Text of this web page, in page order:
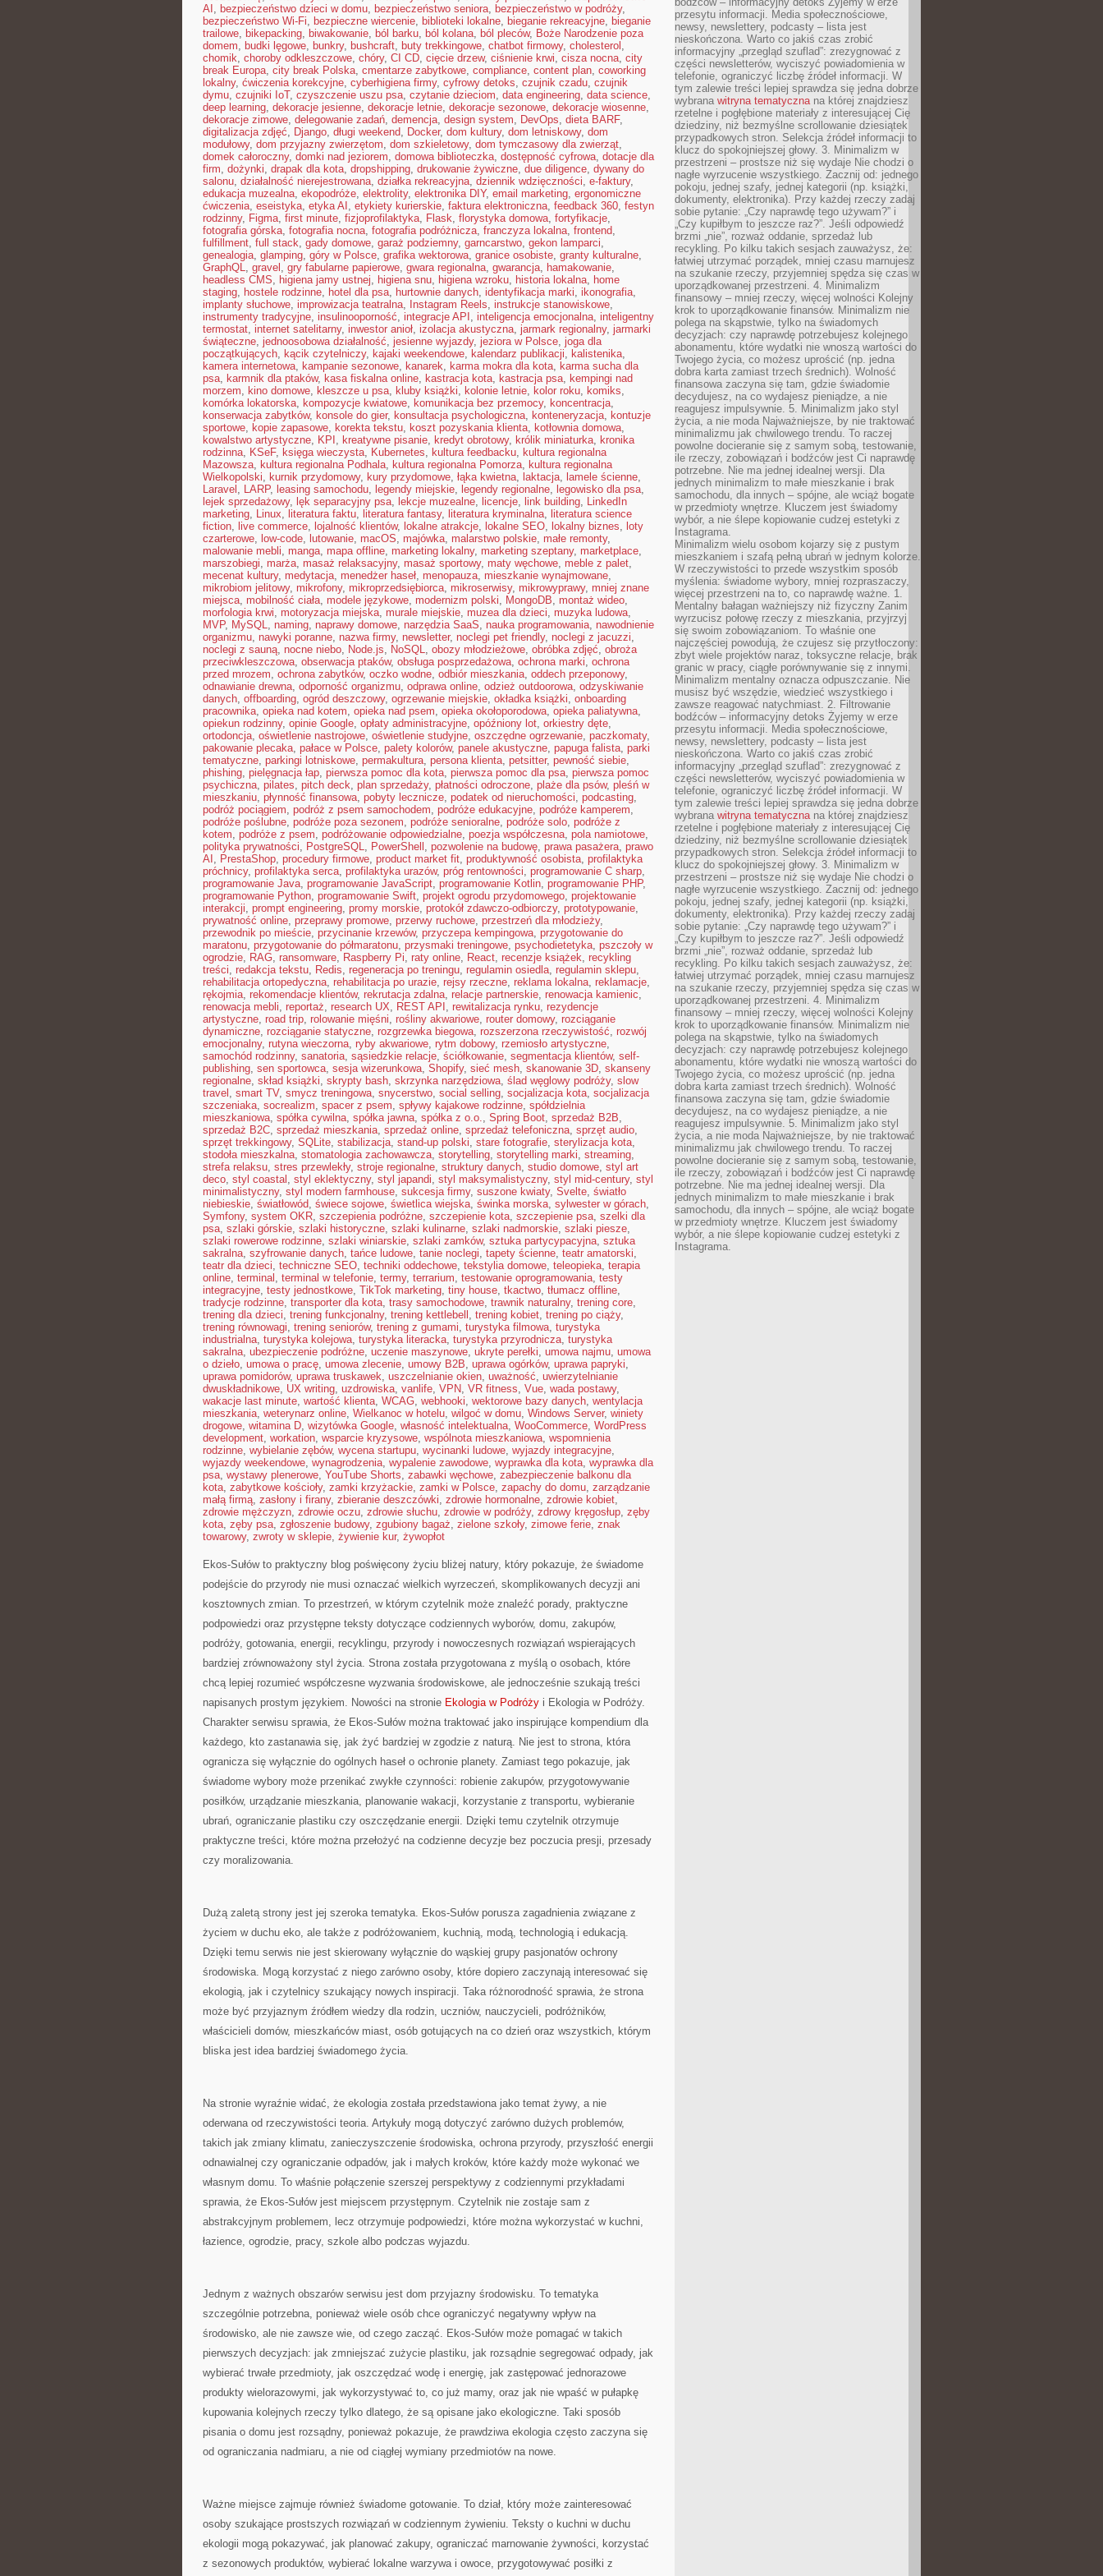
AI , bezpieczeństwo dzieci w domu, bezpieczeństwo seniora, bezpieczeństwo w podróży,
bezpieczeństwo Wi-Fi, bezpieczne wiercenie, biblioteki lokalne, bieganie rekreacyjne, bieganie
trailowe, bikepacking, biwakowanie, ból barku, ból kolana, ból pleców, Boże Narodzenie poza
domem, budki lęgowe, bunkry, bushcraft, buty trekkingowe, chatbot firmowy, cholesterol ,
chomik, choroby odkleszczowe, chóry, CI CD, cięcie drzew, ciśnienie krwi, cisza nocna, city
break Europa, city break Polska, cmentarze zabytkowe, compliance, content plan, coworking
lokalny, ćwiczenia korekcyjne, cyberhigiena firmy, cyfrowy detoks, czujnik czadu, czujnik
dymu, czujniki IoT, czyszczenie uszu psa, czytanie dzieciom, data engineering, data science,
deep learning, dekoracje jesienne, dekoracje letnie, dekoracje sezonowe, dekoracje wiosenne,
dekoracje zimowe, delegowanie zadań, demencja, design system, DevOps, dieta BARF,
digitalizacja zdjęć, Django, długi weekend, Docker, dom kultury, dom letniskowy, dom
modułowy, dom przyjazny zwierzętom, dom szkieletowy, dom tymczasowy dla zwierząt,
domek całoroczny, domki nad jeziorem, domowa biblioteczka, dostępność cyfrowa, dotacje dla
firm, dożynki, drapak dla kota, dropshipping, drukowanie żywiczne, due diligence, dywany do
salonu, działalność nierejestrowana, działka rekreacyjna, dziennik wdzięczności, e-faktury,
edukacja muzealna, ekopodróże, elektrolity, elektronika DIY, email marketing, ergonomiczne
ćwiczenia, eseistyka, etyka AI , etykiety kurierskie, faktura elektroniczna, feedback 360, festyn
rodzinny, Figma, first minute, fizjoprofilaktyka, Flask, florystyka domowa, fortyfikacje,
fotografia górska, fotografia nocna, fotografia podróżnicza, franczyza lokalna, frontend,
fulfillment, full stack, gady domowe, garaż podziemny, garncarstwo, gekon lamparci,
genealogia, glamping, góry w Polsce, grafika wektorowa, granice osobiste, granty kulturalne,
GraphQL, gravel , gry fabularne papierowe, gwara regionalna, gwarancja, hamakowanie,
headless CMS, higiena jamy ustnej, higiena snu, higiena wzroku, historia lokalna, home
staging, hostele rodzinne, hotel dla psa, hurtownie danych, identyfikacja marki, ikonografia,
implanty słuchowe, improwizacja teatralna, Instagram Reels, instrukcje stanowiskowe,
instrumenty tradycyjne, insulinooporność, integracje API , inteligencja emocjonalna, inteligentny
termostat, internet satelitarny, inwestor anioł, izolacja akustyczna, jarmark regionalny, jarmarki
świąteczne, jednoosobowa działalność, jesienne wyjazdy, jeziora w Polsce, joga dla
początkujących, kącik czytelniczy, kajaki weekendowe, kalendarz publikacji, kalistenika,
kamera internetowa, kampanie sezonowe, kanarek, karma mokra dla kota, karma sucha dla
psa, karmnik dla ptaków, kasa fiskalna online, kastracja kota, kastracja psa, kempingi nad
morzem, kino domowe, kleszcze u psa, kluby książki, kolonie letnie, kolor roku, komiks,
komórka lokatorska, kompozycje kwiatowe, komunikacja bez przemocy, koncentracja,
konserwacja zabytków, konsole do gier, konsultacja psychologiczna, konteneryzacja, kontuzje
sportowe, kopie zapasowe, korekta tekstu, koszt pozyskania klienta, kotłownia domowa,
kowalstwo artystyczne, KPI , kreatywne pisanie, kredyt obrotowy, królik miniaturka, kronika
rodzinna, KSeF, księga wieczysta, Kubernetes, kultura feedbacku, kultura regionalna
Mazowsza, kultura regionalna Podhala, kultura regionalna Pomorza, kultura regionalna
Wielkopolski, kurnik przydomowy, kury przydomowe, łąka kwietna, laktacja, lamele ścienne,
Laravel , LARP, leasing samochodu, legendy miejskie, legendy regionalne, legowisko dla psa,
lejek sprzedażowy, lęk separacyjny psa, lekcje muzealne, licencje, link building, LinkedIn
marketing, Linux, literatura faktu, literatura fantasy, literatura kryminalna, literatura science
fiction, live commerce, lojalność klientów, lokalne atrakcje, lokalne SEO, lokalny biznes, loty
czarterowe, low-code, lutowanie, macOS, majówka, malarstwo polskie, małe remonty,
malowanie mebli, manga, mapa offline, marketing lokalny, marketing szeptany, marketplace,
marszobiegi, marża, masaż relaksacyjny, masaż sportowy, maty węchowe, meble z palet,
mecenat kultury, medytacja, menedżer haseł, menopauza, mieszkanie wynajmowane,
mikrobiom jelitowy, mikrofony, mikroprzedsiębiorca, mikroserwisy, mikrowyprawy, mniej znane
miejsca, mobilność ciała, modele językowe, modernizm polski, MongoDB, montaż wideo,
morfologia krwi, motoryzacja miejska, murale miejskie, muzea dla dzieci, muzyka ludowa,
MVP, MySQL, naming, naprawy domowe, narzędzia SaaS, nauka programowania, nawodnienie
organizmu, nawyki poranne, nazwa firmy, newsletter, noclegi pet friendly, noclegi z jacuzzi,
noclegi z sauną, nocne niebo, Node.js, NoSQL, obozy młodzieżowe, obróbka zdjęć, obroża
przeciwkleszczowa, obserwacja ptaków, obsługa posprzedażowa, ochrona marki, ochrona
przed mrozem, ochrona zabytków, oczko wodne, odbiór mieszkania, oddech przeponowy,
odnawianie drewna, odporność organizmu, odprawa online, odzież outdoorowa, odzyskiwanie
danych, offboarding, ogród deszczowy, ogrzewanie miejskie, okładka książki, onboarding
pracownika, opieka nad kotem, opieka nad psem, opieka okołoporodowa, opieka paliatywna,
opiekun rodzinny, opinie Google, opłaty administracyjne, opóźniony lot, orkiestry dęte,
ortodoncja, oświetlenie nastrojowe, oświetlenie studyjne, oszczędne ogrzewanie, paczkomaty,
pakowanie plecaka, pałace w Polsce, palety kolorów, panele akustyczne, papuga falista, parki
tematyczne, parkingi lotniskowe, permakultura, persona klienta, petsitter, pewność siebie,
phishing, pielęgnacja łap, pierwsza pomoc dla kota, pierwsza pomoc dla psa, pierwsza pomoc
psychiczna, pilates, pitch deck, plan sprzedaży, płatności odroczone, plaże dla psów, pleśń w
mieszkaniu, płynność finansowa, pobyty lecznicze, podatek od nieruchomości, podcasting,
podróż pociągiem, podróż z psem samochodem, podróże edukacyjne, podróże kamperem,
podróże poślubne, podróże poza sezonem, podróże senioralne, podróże solo, podróże z
kotem, podróże z psem, podróżowanie odpowiedzialne, poezja współczesna, pola namiotowe,
polityka prywatności, PostgreSQL, PowerShell , pozwolenie na budowę, prawa pasażera, prawo
AI , PrestaShop, procedury firmowe, product market fit, produktywność osobista, profilaktyka
próchnicy, profilaktyka serca, profilaktyka urazów, próg rentowności, programowanie C sharp,
programowanie Java, programowanie JavaScript, programowanie Kotlin, programowanie PHP,
programowanie Python, programowanie Swift, projekt ogrodu przydomowego, projektowanie
interakcji, prompt engineering, promy morskie, protokół zdawczo-odbiorczy, prototypowanie,
prywatność online, przeprawy promowe, przerwy ruchowe, przestrzeń dla młodzieży,
przewodnik po mieście, przycinanie krzewów, przyczepa kempingowa, przygotowanie do
maratonu, przygotowanie do półmaratonu, przysmaki treningowe, psychodietetyka, pszczoły w
ogrodzie, RAG, ransomware, Raspberry Pi, raty online, React, recenzje książek, recykling
treści, redakcja tekstu, Redis, regeneracja po treningu, regulamin osiedla, regulamin sklepu,
rehabilitacja ortopedyczna, rehabilitacja po urazie, rejsy rzeczne, reklama lokalna, reklamacje,
rękojmia, rekomendacje klientów, rekrutacja zdalna, relacje partnerskie, renowacja kamienic,
renowacja mebli, reportaż, research UX, REST API , rewitalizacja rynku, rezydencje
artystyczne, road trip, rolowanie mięśni, rośliny akwariowe, router domowy, rozciąganie
dynamiczne, rozciąganie statyczne, rozgrzewka biegowa, rozszerzona rzeczywistość, rozwój
emocjonalny, rutyna wieczorna, ryby akwariowe, rytm dobowy, rzemiosło artystyczne,
samochód rodzinny, sanatoria, sąsiedzkie relacje, ściółkowanie, segmentacja klientów, self-
publishing, sen sportowca, sesja wizerunkowa, Shopify, sieć mesh, skanowanie 3D, skanseny
regionalne, skład książki, skrypty bash, skrzynka narzędziowa, ślad węglowy podróży, slow
travel , smart TV, smycz treningowa, snycerstwo, social selling, socjalizacja kota, socjalizacja
szczeniaka, socrealizm, spacer z psem, spływy kajakowe rodzinne, spółdzielnia
mieszkaniowa, spółka cywilna, spółka jawna, spółka z o.o., Spring Boot, sprzedaż B2B,
sprzedaż B2C, sprzedaż mieszkania, sprzedaż online, sprzedaż telefoniczna, sprzęt audio,
sprzęt trekkingowy, SQLite, stabilizacja, stand-up polski, stare fotografie, sterylizacja kota,
stodoła mieszkalna, stomatologia zachowawcza, storytelling, storytelling marki, streaming,
strefa relaksu, stres przewlekły, stroje regionalne, struktury danych, studio domowe, styl art
deco, styl coastal , styl eklektyczny, styl japandi, styl maksymalistyczny, styl mid-century, styl
minimalistyczny, styl modern farmhouse, sukcesja firmy, suszone kwiaty, Svelte, światło
niebieskie, światłowód, świece sojowe, świetlica wiejska, świnka morska, sylwester w górach,
Symfony, system OKR, szczepienia podróżne, szczepienie kota, szczepienie psa, szelki dla
psa, szlaki górskie, szlaki historyczne, szlaki kulinarne, szlaki nadmorskie, szlaki piesze,
szlaki rowerowe rodzinne, szlaki winiarskie, szlaki zamków, sztuka partycypacyjna, sztuka
sakralna, szyfrowanie danych, tańce ludowe, tanie noclegi, tapety ścienne, teatr amatorski,
teatr dla dzieci, techniczne SEO, techniki oddechowe, tekstylia domowe, teleopieka, terapia
online, terminal , terminal w telefonie, termy, terrarium, testowanie oprogramowania, testy
integracyjne, testy jednostkowe, TikTok marketing, tiny house, tkactwo, tłumacz offline,
tradycje rodzinne, transporter dla kota, trasy samochodowe, trawnik naturalny, trening core,
trening dla dzieci, trening funkcjonalny, trening kettlebell , trening kobiet, trening po ciąży,
trening równowagi, trening seniorów, trening z gumami, turystyka filmowa, turystyka
industrialna, turystyka kolejowa, turystyka literacka, turystyka przyrodnicza, turystyka
sakralna, ubezpieczenie podróżne, uczenie maszynowe, ukryte perełki, umowa najmu, umowa
o dzieło, umowa o pracę, umowa zlecenie, umowy B2B, uprawa ogórków, uprawa papryki,
uprawa pomidorów, uprawa truskawek, uszczelnianie okien, uważność, uwierzytelnianie
dwuskładnikowe, UX writing, uzdrowiska, vanlife, VPN, VR fitness, Vue, wada postawy,
wakacje last minute, wartość klienta, WCAG, webhooki, wektorowe bazy danych, wentylacja
mieszkania, weterynarz online, Wielkanoc w hotelu, wilgoć w domu, Windows Server, winiety
drogowe, witamina D, wizytówka Google, własność intelektualna, WooCommerce, WordPress
development, workation, wsparcie kryzysowe, wspólnota mieszkaniowa, wspomnienia
rodzinne, wybielanie zębów, wycena startupu, wycinanki ludowe, wyjazdy integracyjne,
wyjazdy weekendowe, wynagrodzenia, wypalenie zawodowe, wyprawka dla kota, wyprawka dla
psa, wystawy plenerowe, YouTube Shorts, zabawki węchowe, zabezpieczenie balkonu dla
kota, zabytkowe kościoły, zamki krzyżackie, zamki w Polsce, zapachy do domu, zarządzanie
małą firmą, zasłony i firany, zbieranie deszczówki, zdrowie hormonalne, zdrowie kobiet,
zdrowie mężczyzn, zdrowie oczu, zdrowie słuchu, zdrowie w podróży, zdrowy kręgosłup, zęby
kota, zęby psa, zgłoszenie budowy, zgubiony bagaż, zielone szkoły, zimowe ferie, znak
towarowy, zwroty w sklepie, żywienie kur, żywopłot
Ekos-Sułów to praktyczny blog poświęcony życiu bliżej natury, który pokazuje, że świadome
podejście do przyrody nie musi oznaczać wielkich wyrzeczeń, skomplikowanych decyzji ani
kosztownych zmian. To przestrzeń, w którym czytelnik może znaleźć porady, praktyczne
podpowiedzi oraz przystępne teksty dotyczące codziennych wyborów, domu, zakupów,
podróży, gotowania, energii, recyklingu, przyrody i nowoczesnych rozwiązań wspierających
bardziej zrównoważony styl życia. Strona została przygotowana z myślą o osobach, które
chcą lepiej rozumieć współczesne wyzwania środowiskowe, ale jednocześnie szukają treści
napisanych prostym językiem. Nowości na stronie Ekologia w Podróży i Ekologia w Podróży.
Charakter serwisu sprawia, że Ekos-Sułów można traktować jako inspirujące kompendium dla
każdego, kto zastanawia się, jak żyć bardziej w zgodzie z naturą. Nie jest to strona, która
ogranicza się wyłącznie do ogólnych haseł o ochronie planety. Zamiast tego pokazuje, jak
świadome wybory może przenikać zwykłe czynności: robienie zakupów, przygotowywanie
posiłków, urządzanie mieszkania, planowanie wakacji, korzystanie z transportu, wybieranie
ubrań, ograniczanie plastiku czy oszczędzanie energii. Dzięki temu czytelnik otrzymuje
praktyczne treści, które można przełożyć na codzienne decyzje bez poczucia presji, przesady
czy moralizowania.
Dużą zaletą strony jest jej szeroka tematyka. Ekos-Sułów porusza zagadnienia związane z
życiem w duchu eko, ale także z podróżowaniem, kuchnią, modą, technologią i edukacją.
Dzięki temu serwis nie jest skierowany wyłącznie do wąskiej grupy pasjonatów ochrony
środowiska. Mogą korzystać z niego zarówno osoby, które dopiero zaczynają interesować się
ekologią, jak i czytelnicy szukający nowych inspiracji. Taka różnorodność sprawia, że strona
może być przyjaznym źródłem wiedzy dla rodzin, uczniów, nauczycieli, podróżników,
właścicieli domów, mieszkańców miast, osób gotujących na co dzień oraz wszystkich, którym
bliska jest idea bardziej świadomego życia.
Na stronie wyraźnie widać, że ekologia została przedstawiona jako temat żywy, a nie
oderwana od rzeczywistości teoria. Artykuły mogą dotyczyć zarówno dużych problemów,
takich jak zmiany klimatu, zanieczyszczenie środowiska, ochrona przyrody, przyszłość energii
odnawialnej czy ograniczanie odpadów, jak i małych kroków, które każdy może wykonać we
własnym domu. To właśnie połączenie szerszej perspektywy z codziennymi przykładami
sprawia, że Ekos-Sułów jest miejscem przystępnym. Czytelnik nie zostaje sam z
abstrakcyjnym problemem, lecz otrzymuje podpowiedzi, które można wykorzystać w kuchni,
łazience, ogrodzie, pracy, szkole albo podczas wyjazdu.
Jednym z ważnych obszarów serwisu jest dom przyjazny środowisku. To tematyka
szczególnie potrzebna, ponieważ wiele osób chce ograniczyć negatywny wpływ na
środowisko, ale nie zawsze wie, od czego zacząć. Ekos-Sułów może pomagać w takich
pierwszych decyzjach: jak zmniejszać zużycie plastiku, jak rozsądnie segregować odpady, jak
wybierać trwałe przedmioty, jak oszczędzać wodę i energię, jak zastępować jednorazowe
produkty wielorazowymi, jak wykorzystywać to, co już mamy, oraz jak nie wpaść w pułapkę
kupowania kolejnych rzeczy tylko dlatego, że są opisane jako ekologiczne. Taki sposób
pisania o domu jest rozsądny, ponieważ pokazuje, że prawdziwa ekologia często zaczyna się
od ograniczania nadmiaru, a nie od ciągłej wymiany przedmiotów na nowe.
Ważne miejsce zajmuje również świadome gotowanie. To dział, który może zainteresować
osoby szukające prostszych rozwiązań w codziennym żywieniu. Teksty o kuchni w duchu
ekologii mogą pokazywać, jak planować zakupy, ograniczać marnowanie żywności, korzystać
z sezonowych produktów, wybierać lokalne warzywa i owoce, przygotowywać posiłki z
przesytu informacji. Media społecznościowe,
newsy, newslettery, podcasty – lista jest
nieskończona. Warto co jakiś czas zrobić
informacyjny „przegląd szuflad”: zrezygnować z
części newsletterów, wyciszyć powiadomienia w
telefonie, ograniczyć liczbę źródeł informacji. W
tym zalewie treści lepiej sprawdza się jedna dobrze
wybrana witryna tematycznana której znajdziesz
rzetelne i pogłębione materiały z interesującej Cię
dziedziny, niż bezmyślne scrollowanie dziesiątek
przypadkowych stron. Selekcja źródeł informacji to
klucz do spokojniejszej głowy. 3. Minimalizm w
przestrzeni – prostsze niż się wydaje Nie chodzi o
nagłe wyrzucenie wszystkiego. Zacznij od: jednego
pokoju, jednej szafy, jednej kategorii (np. książki,
dokumenty, elektronika). Przy każdej rzeczy zadaj
sobie pytanie: „Czy naprawdę tego używam?” i
„Czy kupiłbym to jeszcze raz?”. Jeśli odpowiedź
brzmi „nie”, rozważ oddanie, sprzedaż lub
recykling. Po kilku takich sesjach zauważysz, że:
łatwiej utrzymać porządek, mniej czasu marnujesz
na szukanie rzeczy, przyjemniej spędza się czas w
uporządkowanej przestrzeni. 4. Minimalizm
finansowy – mniej rzeczy, więcej wolności Kolejny
krok to uporządkowanie finansów. Minimalizm nie
polega na skąpstwie, tylko na świadomych
decyzjach: czy naprawdę potrzebujesz kolejnego
abonamentu, które wydatki nie wnoszą wartości do
Twojego życia, co możesz uprościć (np. jedna
dobra karta zamiast trzech średnich). Wolność
finansowa zaczyna się tam, gdzie świadomie
decydujesz, na co wydajesz pieniądze, a nie
reagujesz impulsywnie. 5. Minimalizm jako styl
życia, a nie moda Najważniejsze, by nie traktować
minimalizmu jak chwilowego trendu. To raczej
powolne docieranie się z samym sobą, testowanie,
ile rzeczy, zobowiązań i bodźców jest Ci naprawdę
potrzebne. Nie ma jednej idealnej wersji. Dla
jednych minimalizm to małe mieszkanie i brak
samochodu, dla innych – spójne, ale wciąż bogate
w przedmioty wnętrze. Kluczem jest świadomy
wybór, a nie ślepe kopiowanie cudzej estetyki z
Instagrama.
Minimalizm wielu osobom kojarzy się z pustym
mieszkaniem i szafą pełną ubrań w jednym kolorze.
W rzeczywistości to przede wszystkim sposób
myślenia: świadome wybory, mniej rozpraszaczy,
więcej przestrzeni na to, co naprawdę ważne. 1.
Mentalny bałagan ważniejszy niż fizyczny Zanim
wyrzucisz połowę rzeczy z mieszkania, przyjrzyj
się swoim zobowiązaniom. To właśnie one
najczęściej powodują, że czujesz się przytłoczony:
zbyt wiele projektów naraz, toksyczne relacje, brak
granic w pracy, ciągłe porównywanie się z innymi.
Minimalizm mentalny oznacza odpuszczanie. Nie
musisz być wszędzie, wiedzieć wszystkiego i
zawsze reagować natychmiast. 2. Filtrowanie
bodźców – informacyjny detoks Żyjemy w erze
przesytu informacji. Media społecznościowe,
newsy, newslettery, podcasty – lista jest
nieskończona. Warto co jakiś czas zrobić
informacyjny „przegląd szuflad”: zrezygnować z
części newsletterów, wyciszyć powiadomienia w
telefonie, ograniczyć liczbę źródeł informacji. W
tym zalewie treści lepiej sprawdza się jedna dobrze
wybrana witryna tematycznana której znajdziesz
rzetelne i pogłębione materiały z interesującej Cię
dziedziny, niż bezmyślne scrollowanie dziesiątek
przypadkowych stron. Selekcja źródeł informacji to
klucz do spokojniejszej głowy. 3. Minimalizm w
przestrzeni – prostsze niż się wydaje Nie chodzi o
nagłe wyrzucenie wszystkiego. Zacznij od: jednego
pokoju, jednej szafy, jednej kategorii (np. książki,
dokumenty, elektronika). Przy każdej rzeczy zadaj
sobie pytanie: „Czy naprawdę tego używam?” i
„Czy kupiłbym to jeszcze raz?”. Jeśli odpowiedź
brzmi „nie”, rozważ oddanie, sprzedaż lub
recykling. Po kilku takich sesjach zauważysz, że:
łatwiej utrzymać porządek, mniej czasu marnujesz
na szukanie rzeczy, przyjemniej spędza się czas w
uporządkowanej przestrzeni. 4. Minimalizm
finansowy – mniej rzeczy, więcej wolności Kolejny
krok to uporządkowanie finansów. Minimalizm nie
polega na skąpstwie, tylko na świadomych
decyzjach: czy naprawdę potrzebujesz kolejnego
abonamentu, które wydatki nie wnoszą wartości do
Twojego życia, co możesz uprościć (np. jedna
dobra karta zamiast trzech średnich). Wolność
finansowa zaczyna się tam, gdzie świadomie
decydujesz, na co wydajesz pieniądze, a nie
reagujesz impulsywnie. 5. Minimalizm jako styl
życia, a nie moda Najważniejsze, by nie traktować
minimalizmu jak chwilowego trendu. To raczej
powolne docieranie się z samym sobą, testowanie,
ile rzeczy, zobowiązań i bodźców jest Ci naprawdę
potrzebne. Nie ma jednej idealnej wersji. Dla
jednych minimalizm to małe mieszkanie i brak
samochodu, dla innych – spójne, ale wciąż bogate
w przedmioty wnętrze. Kluczem jest świadomy
wybór, a nie ślepe kopiowanie cudzej estetyki z
Instagrama.